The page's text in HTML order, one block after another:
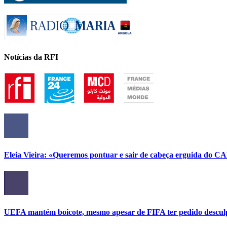
Notícias da RFI
Eleia Vieira: «Queremos pontuar e sair de cabeça erguida do
UEFA mantém boicote, mesmo apesar de FIFA ter pedido